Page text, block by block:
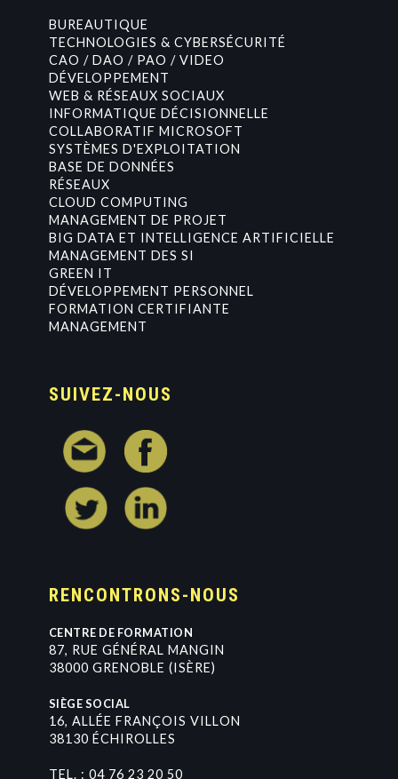
BUREAUTIQUE
TECHNOLOGIES & CYBERSÉCURITÉ
CAO / DAO / PAO / VIDEO
DÉVELOPPEMENT
WEB & RÉSEAUX SOCIAUX
INFORMATIQUE DÉCISIONNELLE
COLLABORATIF MICROSOFT
SYSTÈMES D'EXPLOITATION
BASE DE DONNÉES
RÉSEAUX
CLOUD COMPUTING
MANAGEMENT DE PROJET
BIG DATA ET INTELLIGENCE ARTIFICIELLE
MANAGEMENT DES SI
GREEN IT
DÉVELOPPEMENT PERSONNEL
FORMATION CERTIFIANTE
MANAGEMENT
SUIVEZ-NOUS
RENCONTRONS-NOUS
CENTRE DE FORMATION
87, RUE GÉNÉRAL MANGIN
38000 GRENOBLE (ISÈRE)
SIÈGE SOCIAL
16, ALLÉE FRANÇOIS VILLON
381 30 ÉCHI ROLLES
TEL. : 04 76 23 20 50